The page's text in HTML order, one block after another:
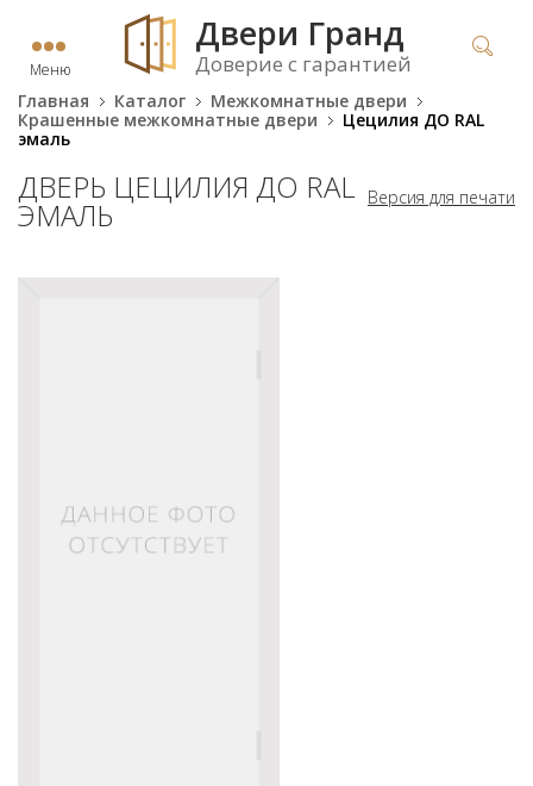
Меню
Двери Гранд
Доверие с гарантией
Главная Каталог
Межкомнатные двери
Крашенные межкомнатные двери
Цецилия ДО RAL
эмаль
Версия для печати
ДВЕРЬ ЦЕЦИЛИЯ ДО RAL
ЭМАЛЬ